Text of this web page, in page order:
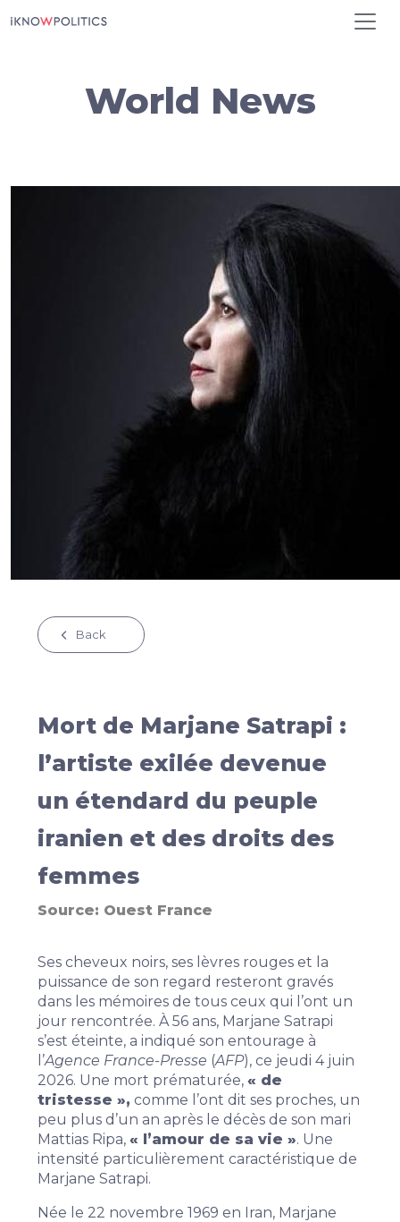
World News
Back
Mort de Marjane Satrapi :
l’artiste exilée devenue
un étendard du peuple
iranien et des droits des
femmes
Source: Ouest France
Ses cheveux noirs, ses lèvres rouges et la
puissance de son regard resteront gravés
dans les mémoires de tous ceux qui l’ont un
jour rencontrée. À 56 ans, Marjane Satrapi
s’est éteinte, a indiqué son entourage à
l’Agence France-Presse (AFP), ce jeudi 4 juin
2026. Une mort prématurée, « de
tristesse », comme l’ont dit ses proches, un
peu plus d’un an après le décès de son mari
Mattias Ripa, « l’amour de sa vie ». Une
intensité particulièrement caractéristique de
Marjane Satrapi.
Née le 22 novembre 1969 en Iran, Marjane